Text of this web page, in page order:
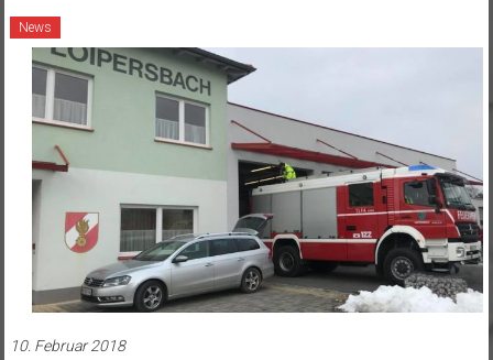
News
10. Februar 2018